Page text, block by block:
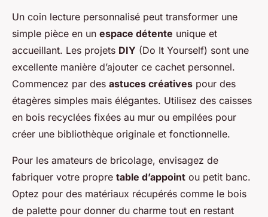
Un coin lecture personnalisé peut transformer une
simple pièce en un espace détente unique et
accueillant. Les projets DIY (Do It Yourself) sont une
excellente manière d’ajouter ce cachet personnel.
Commencez par des astuces créatives pour des
étagères simples mais élégantes. Utilisez des caisses
en bois recyclées fixées au mur ou empilées pour
créer une bibliothèque originale et fonctionnelle.
Pour les amateurs de bricolage, envisagez de
fabriquer votre propre table d’appoint ou petit banc.
Optez pour des matériaux récupérés comme le bois
de palette pour donner du charme tout en restant